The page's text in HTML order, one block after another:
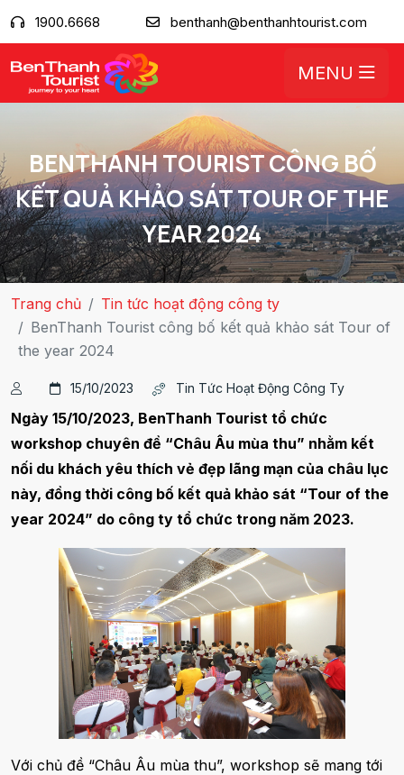
1900.6668 benthanh@benthanhtourist.com
MENU
BENTHANH TOURIST CÔNG BỐ
KẾT QUẢ KHẢO SÁT TOUR OF THE
YEAR 2024
Trang chủ
Tin tức hoạt động công ty
BenThanh Tourist công bố kết quả khảo sát Tour of
the year 2024
15/10/2023 Tin Tức Hoạt Động Công Ty
Ngày 15/10/2023, BenThanh Tourist tổ chức
workshop chuyên đề “Châu Âu mùa thu” nhằm kết
nối du khách yêu thích vẻ đẹp lãng mạn của châu lục
này, đồng thời công bố kết quả khảo sát “Tour of the
year 2024” do công ty tổ chức trong năm 2023.
Với chủ đề “Châu Âu mùa thu”, workshop sẽ mang tới